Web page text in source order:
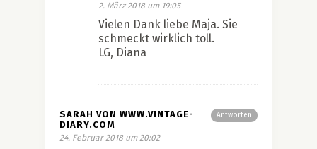
2. März 2018 um 19:05
Vielen Dank liebe Maja. Sie
schmeckt wirklich toll.
LG, Diana
Antworten
SARAH VON WWW.VINTAGE-
DIARY.COM
24. Februar 2018 um 20:02